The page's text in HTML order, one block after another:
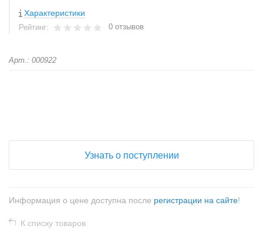
Характеристики
Рейтинг: 0 отзывов
Арт.: 000922
Узнать о поступлении
Информация о цене доступна после регистрации на сайте!
К списку товаров